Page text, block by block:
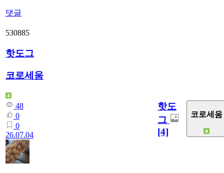
댓글
530885
핫도그
코로세움
48
0
0
26.07.04
핫도
그
[4]
코로세움